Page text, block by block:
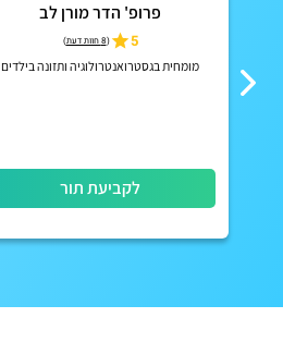
פרופ' הדר מורן לב
5
(8 חוות דעת )
מומחית בגסטרואנטרולוגיה ותזונה בילדים
לקביעת תור